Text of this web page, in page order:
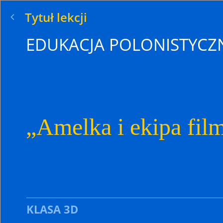
Tytuł lekcji
„Amelka i ekipa
EDUKACJA
KLASA 3D